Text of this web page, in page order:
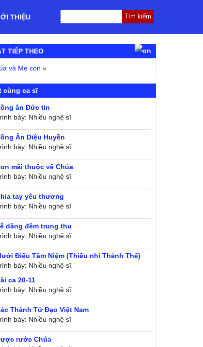
THIỆU
TIẾP THEO
và Mẹ con »
cùng ca sĩ
ân Đức tin
bày: Nhiều nghệ sĩ
Ân Diệu Huyền
bày: Nhiều nghệ sĩ
mãi thuộc về Chúa
bày: Nhiều nghệ sĩ
tay yêu thương
bày: Nhiều nghệ sĩ
dâng đêm trung thu
bày: Nhiều nghệ sĩ
Điều Tâm Niệm (Thiếu nhi Thánh Thể)
bày: Nhiều nghệ sĩ
ca 20-11
bày: Nhiều nghệ sĩ
Thánh Tử Đạo Việt Nam
bày: Nhiều nghệ sĩ
rước Chúa